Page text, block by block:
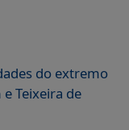
do extremo
Teixeira de